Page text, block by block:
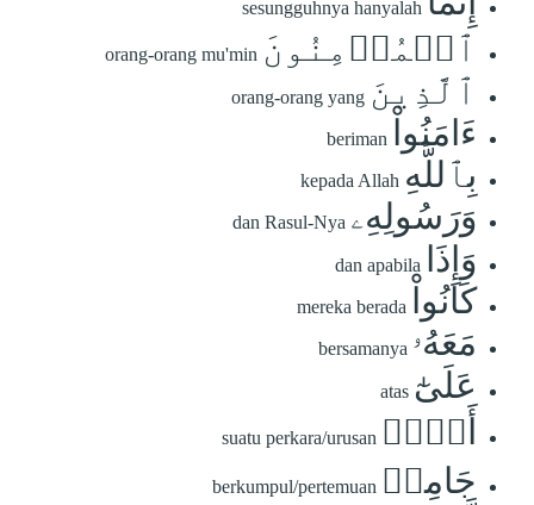
sesungguhnya hanyalah
ٱلۡمُؤۡمِنُونَ orang-orang mu'min
ٱلَّذِينَ orang-orang yang
ءَامَنُواْ beriman
بِٱللَّهِ kepada Allah
وَرَسُولِهِۦ dan Rasul-Nya
وَإِذَا dan apabila
كَانُواْ mereka berada
مَعَهُۥ bersamanya
عَلَىٰٓ atas
أَمۡرٖ suatu perkara/urusan
جَامِعٖ berkumpul/pertemuan